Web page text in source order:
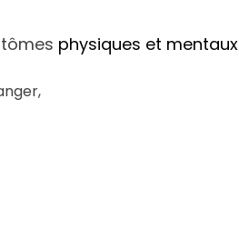
physiques et mentaux